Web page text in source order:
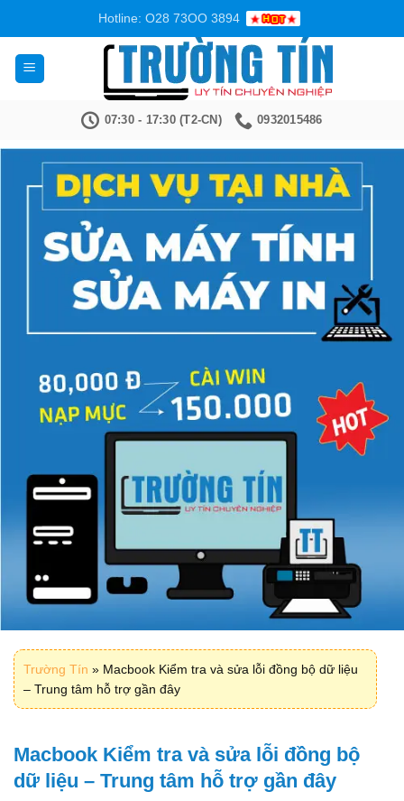
nội
dung
Hotline: O28 73OO 3894
07:30 - 17:30 (T2-CN) 0932015486
Trường Tín » Macbook Kiểm tra và sửa lỗi đồng bộ dữ liệu
– Trung tâm hỗ trợ gần đây
Macbook Kiểm tra và sửa lỗi đồng bộ
dữ liệu – Trung tâm hỗ trợ gần đây